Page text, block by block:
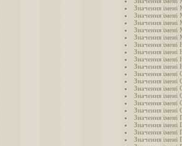
Значення
Значення імені
Значення імені
Значення імені
Значення імені
Значення імені
Значення імені
Значення імені
Значення імені
Значення імені
Значення імені
Значення імені
Значення імені
Значення імені
Значення імені
Значення імені
Значення імені
Значення імені
Значення імені